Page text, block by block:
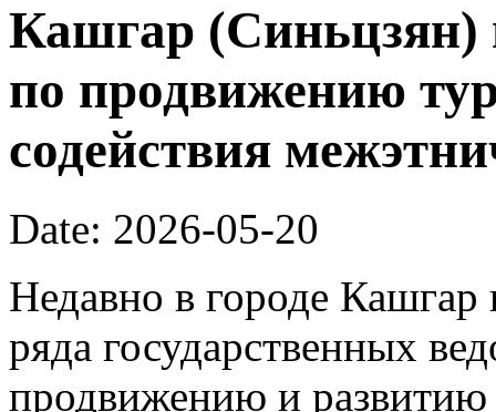
Кашгар (Синьцзян)
по продвижению
содействия
Date: 2026-05-20
Недавно в городе Кашгар
ряда государственных
продвижению и развитию